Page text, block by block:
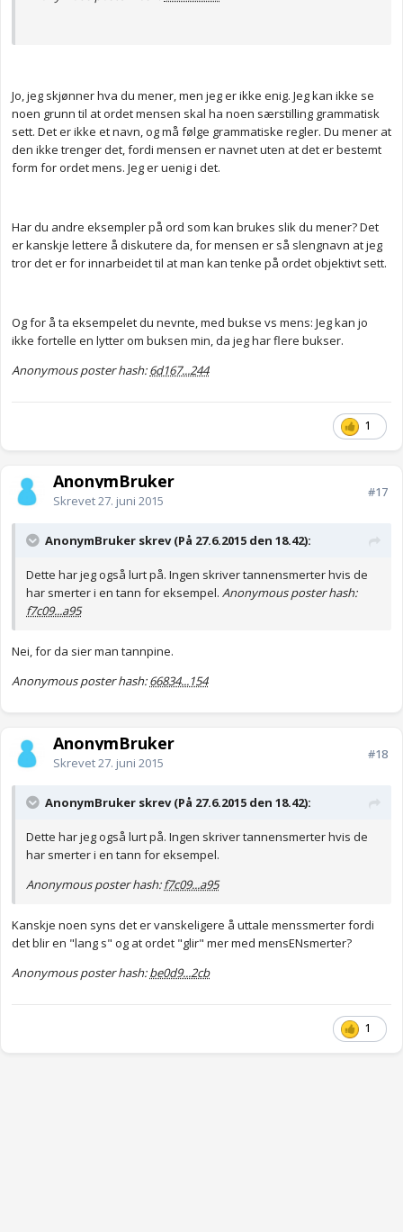
Jo, jeg skjønner hva du mener, men jeg er ikke enig. Jeg kan ikke se
noen grunn til at ordet mensen skal ha noen særstilling grammatisk
sett. Det er ikke et navn, og må følge grammatiske regler. Du mener at
den ikke trenger det, fordi mensen er navnet uten at det er bestemt
form for ordet mens. Jeg er uenig i det.
Har du andre eksempler på ord som kan brukes slik du mener? Det
er kanskje lettere å diskutere da, for mensen er så slengnavn at jeg
tror det er for innarbeidet til at man kan tenke på ordet objektivt sett.
Og for å ta eksempelet du nevnte, med bukse vs mens: Jeg kan jo
ikke fortelle en lytter om buksen min, da jeg har flere bukser.
Anonymous poster hash:6d167...244
1
AnonymBruker
Skrevet27. juni 2015
#17
AnonymBruker skrev (På 27.6.2015 den 18.42):
Dette har jeg også lurt på. Ingen skriver tannensmerter hvis de
har smerter i en tann for eksempel. Anonymous poster hash:
f7c09...a95
Nei, for da sier man tannpine.
Anonymous poster hash:66834...154
AnonymBruker
Skrevet27. juni 2015
#18
AnonymBruker skrev (På 27.6.2015 den 18.42):
Dette har jeg også lurt på. Ingen skriver tannensmerter hvis de
har smerter i en tann for eksempel.
Anonymous poster hash:f7c09...a95
Kanskje noen syns det er vanskeligere å uttale menssmerter fordi
det blir en "lang s" og at ordet "glir" mer med mensENsmerter?
Anonymous poster hash:be0d9...2cb
1